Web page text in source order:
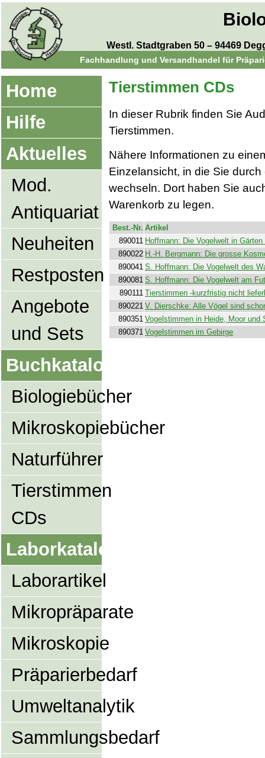
Westl. Stadtgraben 50 – 94469
Fachhandlung und Versandhandel für
Home
Hilfe
Aktuelles
Mod.
Antiquariat
Neuheiten
Restposten
Angebote
und Sets
Buchkatalog
Biologiebücher
Mikroskopiebücher
Naturführer
Tierstimmen
CDs
Laborkatalog
Laborartikel
Mikropräparate
Mikroskopie
Präparierbedarf
Umweltanalytik
Sammlungsbedarf
Tierstimmen CDs
In dieser Rubrik finden Sie
Tierstimmen.
Nähere Informationen zu
Einzelansicht, in die Sie
wechseln. Dort haben Sie
Warenkorb zu legen.
Best.-Nr. Artikel
890011 Hoffmann: Die Vogelwelt in
890022 H.-H. Bergmann: Die grosse
890041 S. Hoffmann: Die Vogelwelt des
890081 S. Hoffmann: Die Vogelwelt am
890111 Tierstimmen -kurzfristig nicht
890221 V. Dierschke: Alle Vögel sind
890351 Vogelstimmen in Heide, Moor und
890371 Vogelstimmen im Gebirge